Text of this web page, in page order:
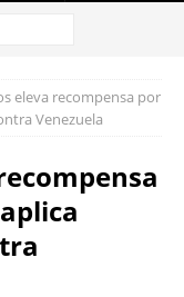
eleva recompensa por
Venezuela